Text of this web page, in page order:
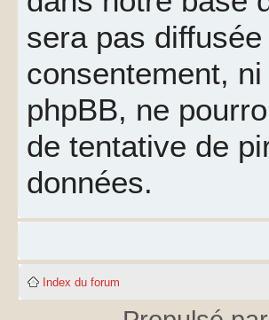
sera pas
consentement,
phpBB, ne
de tentative de
données.
Index du forum